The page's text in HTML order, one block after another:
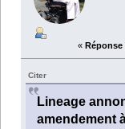
« Réponse
Citer
Lineage
amendement